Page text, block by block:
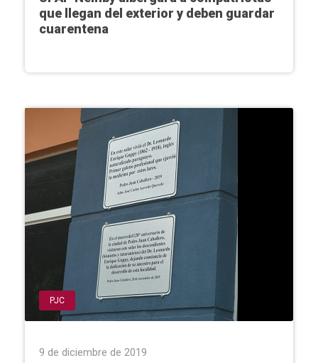
que llegan del exterior y deben guardar
cuarentena
PJC
9 de diciembre de 2019